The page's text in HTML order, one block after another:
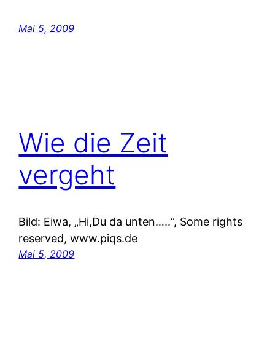
Mai 5, 2009
Wie die Zeit
vergeht
Bild: Eiwa, „Hi,Du da unten…..“, Some rights
reserved, www.piqs.de
Mai 5, 2009